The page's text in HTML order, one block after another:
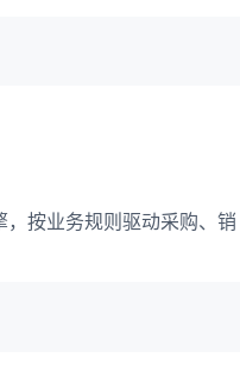
按业务规则驱动采购、销